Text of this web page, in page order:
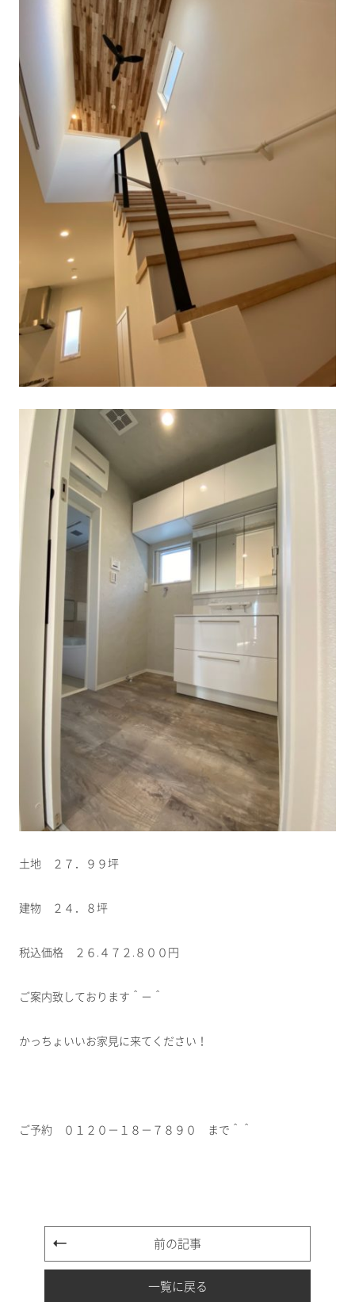
土地 ２７．９９坪
建物 ２４．８坪
税込価格 ２６.４７２.８００円
ご案内致しております＾－＾
かっちょいいお家見に来てください！
ご予約 ０１２０－１８－７８９０ まで＾＾
前の記事
一覧に戻る